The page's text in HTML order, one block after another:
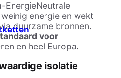
EnergieNeutrale
energie en wekt
duurzame bronnen.
voor
en heel Europa.
isolatie